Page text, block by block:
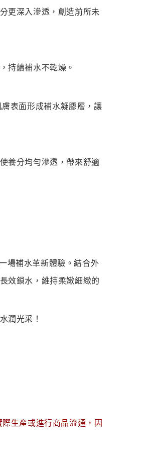
更深入滲透，創造前所未
持續補水不乾燥。
表面形成補水凝膠層，讓
養分均勻滲透，帶來舒適
場補水革新體驗。結合外
效鎖水，維持柔嫩細緻的
潤光采！
生產或進行商品流通，因